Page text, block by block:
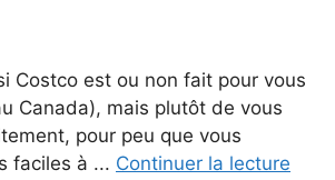
Costco est ou non fait pour vous
Canada), mais plutôt de vous
pour peu que vous
faciles à ... Continuer la lecture